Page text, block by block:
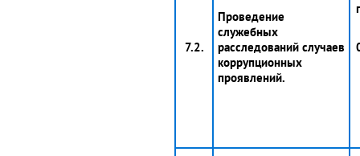
7.2.
Проведение
служебных
расследований случаев
коррупционных
проявлений.